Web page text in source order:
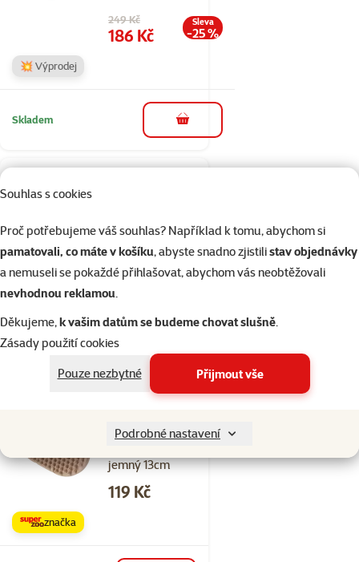
Souhlas s cookies
Proč potřebujeme váš souhlas? Například k tomu, abychom si
pamatovali, co máte v košíku, abyste snadno zjistilistav objednávky
a nemuseli se pokaždé přihlašovat, abychom vás neobtěžovali
nevhodnou reklamou.
Děkujeme,k vašim datům se budeme chovat slušně.
Zásady použití cookies
Pouze nezbytné
Přijmout vše
Podrobné nastavení
Původní cena
249 Kč
Cena
186 Kč
Sleva
-25 %
💥 Výprodej
Skladem do košíku
vyčesávací S
Cena
299 Kč
značka
Skladem
masážní na ruku
jemný 13cm
Cena
119 Kč
značka